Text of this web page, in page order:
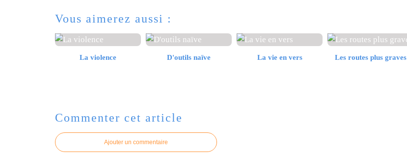
Vous aimerez aussi :
La violence D'outils naïve La vie en vers Les routes plus graves
Commenter cet article
Ajouter un commentaire